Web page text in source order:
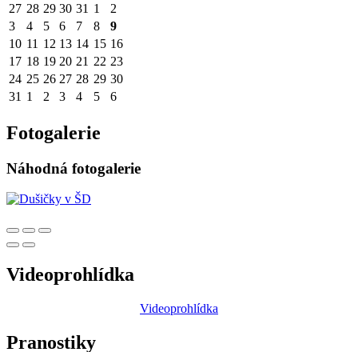
27 28 29 30 31 1
2
3
4 5 6 7 8
9
10 11 12 13 14 15 16
17 18 19 20 21 22 23
24 25 26 27 28 29 30
31 1 2 3 4 5 6
Fotogalerie
Náhodná fotogalerie
Videoprohlídka
Videoprohlídka
Pranostiky